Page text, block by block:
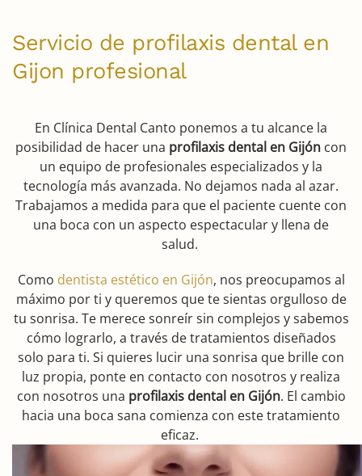
Servicio de profilaxis dental en
Gijon profesional
En Clínica Dental Canto ponemos a tu alcance la
posibilidad de hacer una profilaxis dental en Gijón con
un equipo de profesionales especializados y la
tecnología más avanzada. No dejamos nada al azar.
Trabajamos a medida para que el paciente cuente con
una boca con un aspecto espectacular y llena de
salud.
Como dentista estético en Gijón, nos preocupamos al
máximo por ti y queremos que te sientas orgulloso de
tu sonrisa. Te merece sonreír sin complejos y sabemos
cómo lograrlo, a través de tratamientos diseñados
solo para ti. Si quieres lucir una sonrisa que brille con
luz propia, ponte en contacto con nosotros y realiza
con nosotros una profilaxis dental en Gijón. El cambio
hacia una boca sana comienza con este tratamiento
eficaz.